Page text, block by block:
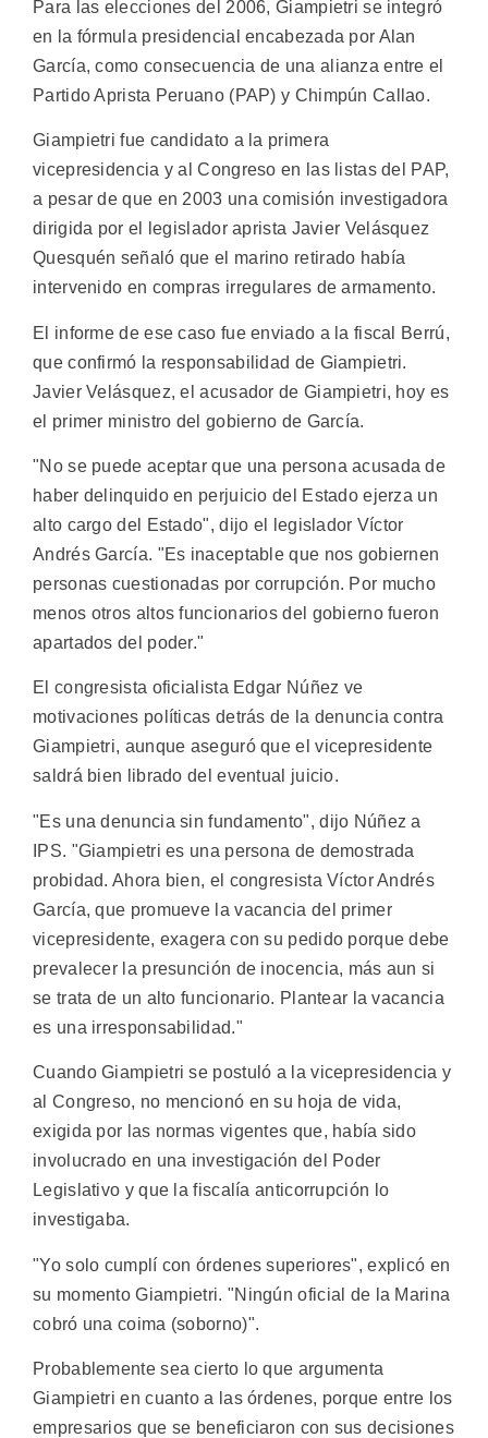
Para las elecciones del 2006, Giampietri se integró
en la fórmula presidencial encabezada por Alan
García, como consecuencia de una alianza entre el
Partido Aprista Peruano (PAP) y Chimpún Callao.
Giampietri fue candidato a la primera
vicepresidencia y al Congreso en las listas del PAP,
a pesar de que en 2003 una comisión investigadora
dirigida por el legislador aprista Javier Velásquez
Quesquén señaló que el marino retirado había
intervenido en compras irregulares de armamento.
El informe de ese caso fue enviado a la fiscal Berrú,
que confirmó la responsabilidad de Giampietri.
Javier Velásquez, el acusador de Giampietri, hoy es
el primer ministro del gobierno de García.
"No se puede aceptar que una persona acusada de
haber delinquido en perjuicio del Estado ejerza un
alto cargo del Estado", dijo el legislador Víctor
Andrés García. "Es inaceptable que nos gobiernen
personas cuestionadas por corrupción. Por mucho
menos otros altos funcionarios del gobierno fueron
apartados del poder."
El congresista oficialista Edgar Núñez ve
motivaciones políticas detrás de la denuncia contra
Giampietri, aunque aseguró que el vicepresidente
saldrá bien librado del eventual juicio.
"Es una denuncia sin fundamento", dijo Núñez a
IPS. "Giampietri es una persona de demostrada
probidad. Ahora bien, el congresista Víctor Andrés
García, que promueve la vacancia del primer
vicepresidente, exagera con su pedido porque debe
prevalecer la presunción de inocencia, más aun si
se trata de un alto funcionario. Plantear la vacancia
es una irresponsabilidad."
Cuando Giampietri se postuló a la vicepresidencia y
al Congreso, no mencionó en su hoja de vida,
exigida por las normas vigentes que, había sido
involucrado en una investigación del Poder
Legislativo y que la fiscalía anticorrupción lo
investigaba.
"Yo solo cumplí con órdenes superiores", explicó en
su momento Giampietri. "Ningún oficial de la Marina
cobró una coima (soborno)".
Probablemente sea cierto lo que argumenta
Giampietri en cuanto a las órdenes, porque entre los
empresarios que se beneficiaron con sus decisiones